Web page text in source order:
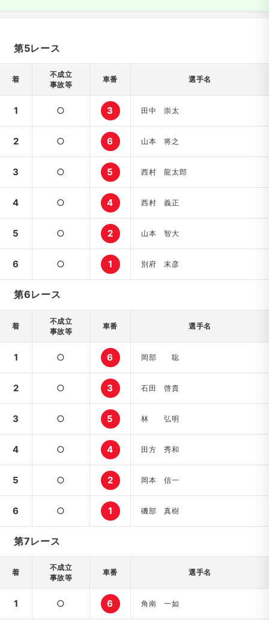
第5レース
着
不成立
事故等
車番 選手名
1 ○ 3 田中 崇太
2 ○ 6 山本 将之
3 ○ 5 西村 龍太郎
4 ○ 4 西村 義正
5 ○ 2 山本 智大
6 ○ 1 別府 末彦
第6レース
着
不成立
事故等
車番 選手名
1 ○ 6 岡部 聡
2 ○ 3 石田 啓貴
3 ○ 5 林 弘明
4 ○ 4 田方 秀和
5 ○ 2 岡本 信一
6 ○ 1 磯部 真樹
第7レース
着
不成立
事故等
車番 選手名
1 ○ 6 角南 一如